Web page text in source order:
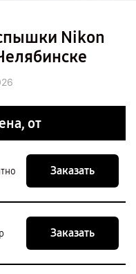
Nikon
от
Заказать
Заказать